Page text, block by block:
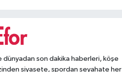
dünyadan son dakika haberleri, köşe
siyasete, spordan seyahate her